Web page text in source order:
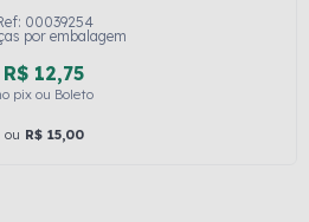
00039254
por embalagem
R$ 12,75
pix ou Boleto
ou R$ 15,00